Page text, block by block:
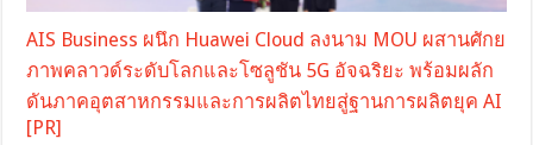
AIS Business ผนึก Huawei Cloud ลงนาม MOU ผสานศักย
ภาพคลาวด์ระดับโลกและโซลูชัน 5G อัจฉริยะ พร้อมผลัก
ดันภาคอุตสาหกรรมและการผลิตไทยสู่ฐานการผลิตยุค AI
[PR]